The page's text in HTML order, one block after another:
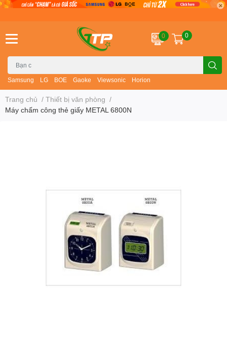
Samsung LG BOE Gaoke Viewsonic Horion
0 0
Trang chủ / Thiết bị văn phòng /
Máy chấm công thẻ giấy METAL 6800N